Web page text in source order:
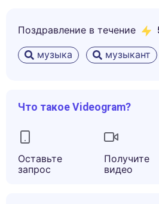
Поздравление в течение
музыка музыкант
Что такое Videogram?
Оставьте
запрос
Получите
видео